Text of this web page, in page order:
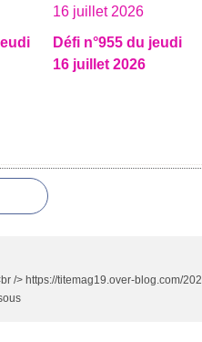
Défi n°955 du jeudi
16 juillet 2026
/> https://titemag19.over-blog.com/